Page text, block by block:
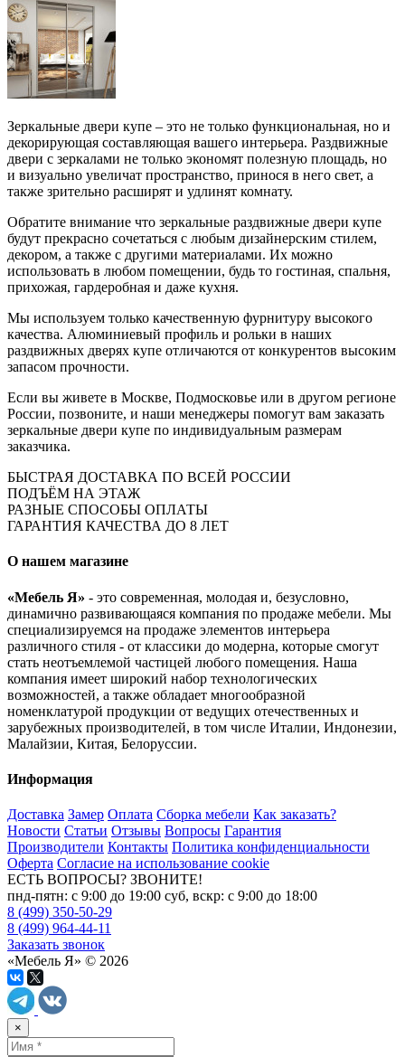
Зеркальные двери купе – это не только функциональная, но и
декорирующая составляющая вашего интерьера. Раздвижные
двери с зеркалами не только экономят полезную площадь, но
и визуально увеличат пространство, принося в него свет, а
также зрительно расширят и удлинят комнату.
Обратите внимание что зеркальные раздвижные двери купе
будут прекрасно сочетаться с любым дизайнерским стилем,
декором, а также с другими материалами. Их можно
использовать в любом помещении, будь то гостиная, спальня,
прихожая, гардеробная и даже кухня.
Мы используем только качественную фурнитуру высокого
качества. Алюминиевый профиль и рольки в наших
раздвижных дверях купе отличаются от конкурентов высоким
запасом прочности.
Если вы живете в Москве, Подмосковье или в другом регионе
России, позвоните, и наши менеджеры помогут вам заказать
зеркальные двери купе по индивидуальным размерам
заказчика.
БЫСТРАЯ ДОСТАВКА ПО ВСЕЙ РОССИИ
ПОДЪЁМ НА ЭТАЖ
РАЗНЫЕ СПОСОБЫ ОПЛАТЫ
ГАРАНТИЯ КАЧЕСТВА ДО 8 ЛЕТ
О нашем магазине
«Мебель Я» - это современная, молодая и, безусловно,
динамично развивающаяся компания по продаже мебели. Мы
специализируемся на продаже элементов интерьера
различного стиля - от классики до модерна, которые смогут
стать неотъемлемой частицей любого помещения. Наша
компания имеет широкий набор технологических
возможностей, а также обладает многообразной
номенклатурой продукции от ведущих отечественных и
зарубежных производителей, в том числе Италии, Индонезии,
Малайзии, Китая, Белоруссии.
Информация
Доставка Замер Оплата Сборка мебели Как заказать?
Новости Статьи Отзывы Вопросы Гарантия
Производители Контакты Политика конфиденциальности
Оферта Согласие на использование cookie
ЕСТЬ ВОПРОСЫ? ЗВОНИТЕ!
пнд-пятн: с 9:00 до 19:00 суб, вскр: с 9:00 до 18:00
8 (499) 350-50-29
8 (499) 964-44-11
Заказать звонок
«Мебель Я» © 2026
×